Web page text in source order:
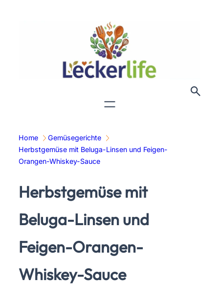
Home
Gemüsegerichte
Herbstgemüse mit Beluga-Linsen und Feigen-
Orangen-Whiskey-Sauce
Herbstgemüse mit
Beluga-Linsen und
Feigen-Orangen-
Whiskey-Sauce